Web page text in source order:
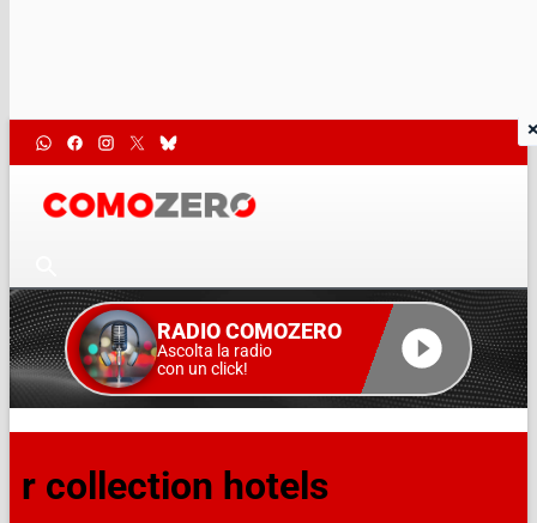
RADIO COMOZERO
Ascolta la radio
con un click!
r collection hotels